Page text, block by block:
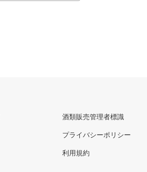
酒類販売管理者標識
プライバシーポリシー
利用規約